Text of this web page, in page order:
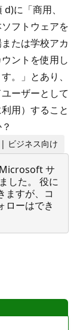
に「商用、
フトウェアを
たは学校アカ
ントを使用し
。」とあり、
ーザーとして
用）すること
ビジネス向け
サ
した。 役に
ますが、コ
ローはでき